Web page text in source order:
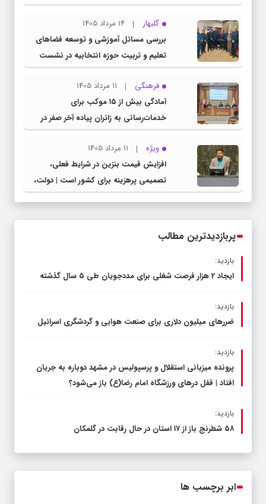
گلبهار
14 مرداد 1405
بررسی مسائل آموزشی و توسعه فضاهای
تعلیم و تربیت حوزه انتخابیه در نشست
مشترک عضو کمیسیون آموزش مجلس با
مدیرکل آموزش و پرورش خراسان رضوی
فرهنگی
11 مرداد 1405
آمادگی بیش از ۱۵ موکب برای
خدمات‌رسانی به زائران پیاده آخر صفر در
شهرستان چناران
ویژه
11 مرداد 1405
افزایش قیمت بنزین در شرایط فعلی،
تصمیمی پرهزینه برای کشور است | دولت،
قاچاق سوخت و عوامل اصلی ناترازی را
پربازدیدترین مطالب
بازدید:
ایجاد 2 هزار فرصت شغلی برای مددجویان طی ۵ سال گذشته
بازدید:
ضررهای میلیون دلاری برای صنعت هوایی و گردشگری اسرائیل
بازدید:
پرونده میزبانی استقلال و پرسپولیس در مشهد دوباره به جریان
افتاد | قفل در‌های ورزشگاه امام رضا(ع) باز می‌شود؟
بازدید:
۵۸ شطرنج‌ باز از ۱۷ استان در حال رقابت در گلمکان
ابر برچسب ها